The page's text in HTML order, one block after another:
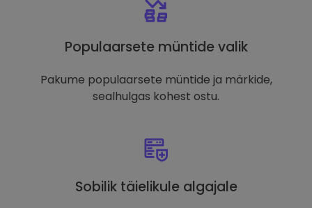
Populaarsete müntide valik
Pakume populaarsete müntide ja märkide,
sealhulgas kohest ostu.
Sobilik täielikule algajale